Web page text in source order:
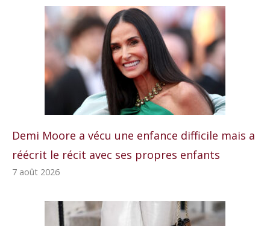
Demi Moore a vécu une enfance difficile mais a
réécrit le récit avec ses propres enfants
7 août 2026